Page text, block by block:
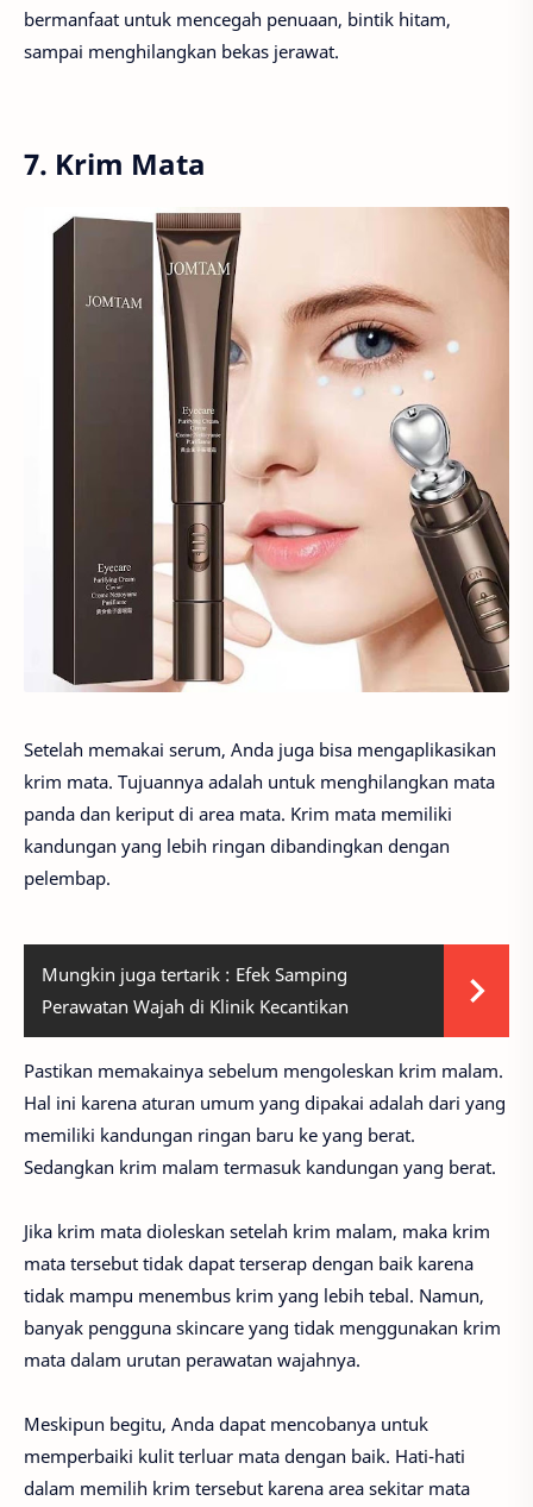
bermanfaat untuk mencegah penuaan, bintik hitam,
sampai menghilangkan bekas jerawat.
7. Krim Mata
Setelah memakai serum, Anda juga bisa mengaplikasikan
krim mata. Tujuannya adalah untuk menghilangkan mata
panda dan keriput di area mata. Krim mata memiliki
kandungan yang lebih ringan dibandingkan dengan
pelembap.
Mungkin juga tertarik : Efek Samping
Perawatan Wajah di Klinik Kecantikan
Pastikan memakainya sebelum mengoleskan krim malam.
Hal ini karena aturan umum yang dipakai adalah dari yang
memiliki kandungan ringan baru ke yang berat.
Sedangkan krim malam termasuk kandungan yang berat.
Jika krim mata dioleskan setelah krim malam, maka krim
mata tersebut tidak dapat terserap dengan baik karena
tidak mampu menembus krim yang lebih tebal. Namun,
banyak pengguna skincare yang tidak menggunakan krim
mata dalam urutan perawatan wajahnya.
Meskipun begitu, Anda dapat mencobanya untuk
memperbaiki kulit terluar mata dengan baik. Hati-hati
dalam memilih krim tersebut karena area sekitar mata